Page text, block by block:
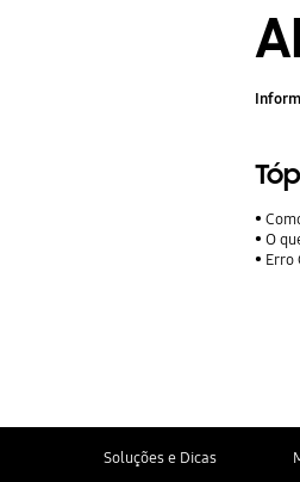
O
Erro
Soluções e Dicas